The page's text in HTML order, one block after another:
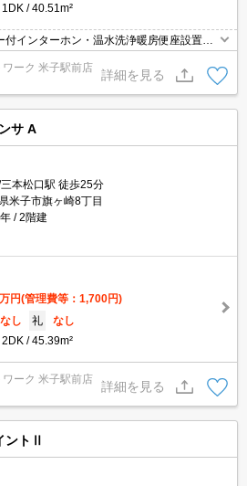
1DK 40.51m²
インターホン・温水洗浄暖房便座設置し
ーク 米子駅前店
詳細を見る
サ A
本松口駅 徒歩25分
米子市旗ヶ崎8丁目
2階建
万円(管理費等：1,700円)
なし 礼
なし
2DK 45.39m²
ーク 米子駅前店
詳細を見る
ントⅡ